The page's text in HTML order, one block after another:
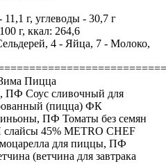
г, углеводы - 30,7 г
г, ккал: 264,6
4 - Яйца, 7 - Молоко,
Пицца
ПФ Соус сливочный для
(пицца) ФК
ПФ Томаты без семян
45% METRO CHEF
для пиццы, ПФ
(ветчина для завтрака